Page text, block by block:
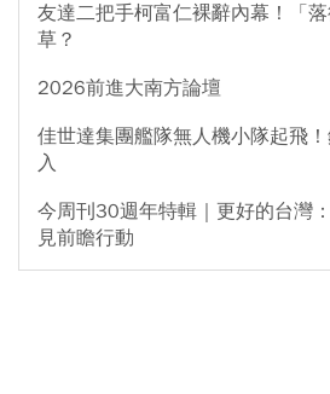
友達二把手柯富仁裸辭內幕！「
草？
2026前進大南方論壇
佳世達集團艦隊無人機小隊起飛
入
今周刊30週年特輯｜更好的台灣
見前瞻行動